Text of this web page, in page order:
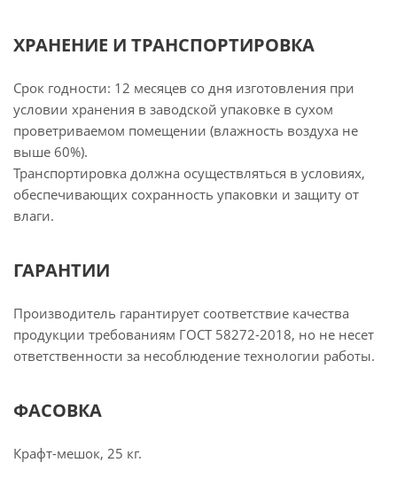
ХРАНЕНИЕ И ТРАНСПОРТИРОВКА
Срок годности: 12 месяцев со дня изготовления при
условии хранения в заводской упаковке в сухом
проветриваемом помещении (влажность воздуха не
выше 60%).
Транспортировка должна осуществляться в условиях,
обеспечивающих сохранность упаковки и защиту от
влаги.
ГАРАНТИИ
Производитель гарантирует соответствие качества
продукции требованиям ГОСТ 58272-2018, но не несет
ответственности за несоблюдение технологии работы.
ФАСОВКА
Крафт-мешок, 25 кг.